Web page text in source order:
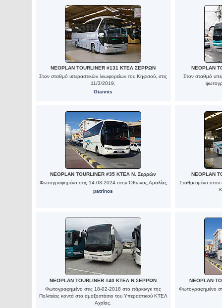
NEOPLAN TOURLINER #131 ΚΤΕΛ ΣΕΡΡΩΝ
Στον σταθμό υπεραστικών λεωφορείων του Κηφισού, στις
11/3/2019.
Giannis
NEOPLAN
Στον σταθμό
NEOPLAN TOURLINER #35 ΚΤΕΛ Ν. Σερρών
Φωτογραφημένο στις 14-03-2024 στην Όθωνος Αμαλίας
patrinos
NEOPLAN
Σταθμευμένο
NEOPLAN TOURLINER #40 ΚΤΕΛ Ν.ΣΕΡΡΩΝ
Φωτογραφημένο στις 18-02-2018 στο πάρκινγκ της
Πολιτείας κοντά στο αμαξοστάσιο του Υπεραστικού ΚΤΕΛ
Αχαΐας.
NEOPLAN
Φωτογραφημένο